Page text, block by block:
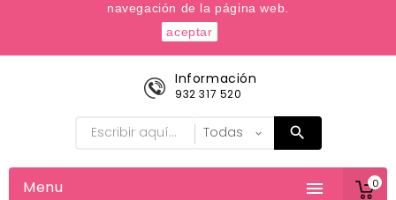
0
Información
932 317 520

Menu
navegación de la página web.
aceptar